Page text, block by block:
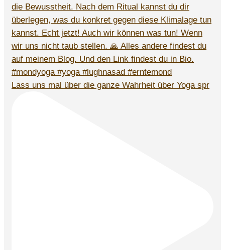
Lass uns mal über die ganze Wahrheit über Yoga spr